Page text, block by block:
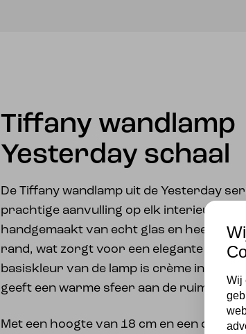
Tiffany wandlamp
Yesterday schaal
De Tiffany wandlamp uit de Yesterday
prachtige aanvulling op elk interieur. De
handgemaakt van echt glas en heeft
rand, wat zorgt voor een elegante
basiskleur van de lamp is crème in
geeft een warme sfeer aan de ruimte.
Met een hoogte van 18 cm en een
Wij